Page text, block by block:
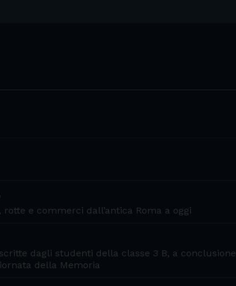
e commerci dall’antica Roma a oggi
dagli studenti della classe 3 B, a
della Memoria